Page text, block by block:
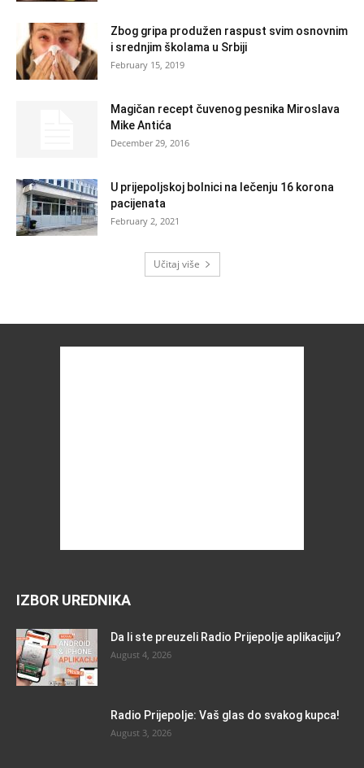
Zbog gripa produžen raspust svim osnovnim
i srednjim školama u Srbiji
February 15, 2019
Magičan recept čuvenog pesnika Miroslava
Mike Antića
December 29, 2016
U prijepoljskoj bolnici na lečenju 16 korona
pacijenata
February 2, 2021
Učitaj više
IZBOR UREDNIKA
Da li ste preuzeli Radio Prijepolje aplikaciju?
August 4, 2026
Radio Prijepolje: Vaš glas do svakog kupca!
August 3, 2026